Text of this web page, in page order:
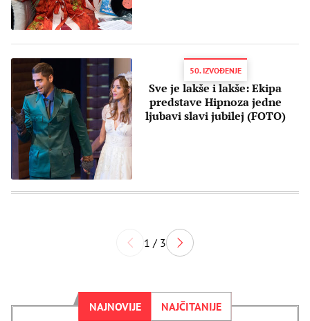
50. IZVOĐENJE
Sve je lakše i lakše: Ekipa
predstave Hipnoza jedne
ljubavi slavi jubilej (FOTO)
1 / 3
NAJNOVIJE NAJČITANIJE